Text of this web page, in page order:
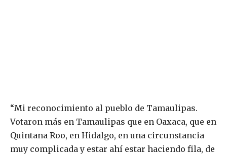
“Mi reconocimiento al pueblo de Tamaulipas.
Votaron más en Tamaulipas que en Oaxaca, que en
Quintana Roo, en Hidalgo, en una circunstancia
muy complicada y estar ahí estar haciendo fila, de